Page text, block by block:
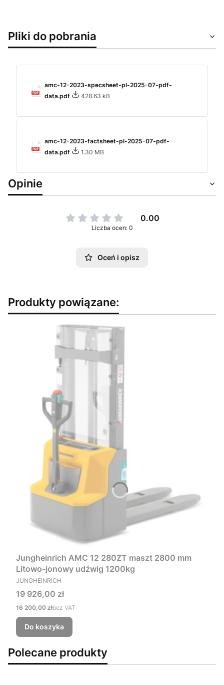
Pliki do pobrania
amc-12-2023-specsheet-pl-2025-07-pdf-
data.pdf
428.63 kB
amc-12-2023-factsheet-pl-2025-07-pdf-
data.pdf
1.30 MB
Opinie
0.00
Liczba ocen: 0
Oceń i opisz
Produkty powiązane:
Jungheinrich AMC 12 280ZT maszt 2800 mm
Litowo-jonowy udźwig 1200kg
PRODUCENT
JUNGHEINRICH
Cena
19 926,00 zł
Cena
16 200,00 złbez VAT
Do koszyka
Polecane produkty